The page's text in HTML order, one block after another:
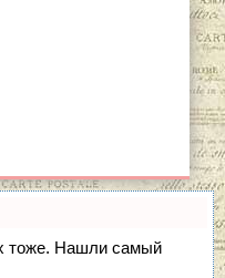
тоже. Нашли самый